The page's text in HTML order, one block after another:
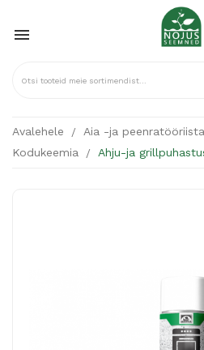

Avalehele
Aia -ja
Kodukeemia
Ahju-ja